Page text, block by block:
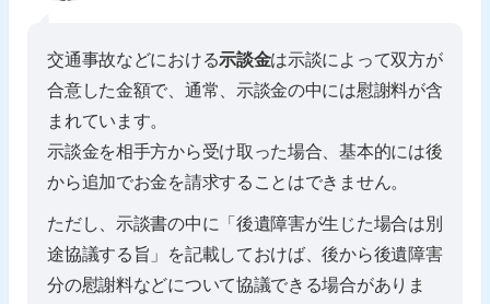
交通事故などにおける示談金は示談によって双方が
合意した金額で、通常、示談金の中には慰謝料が含
まれています。
示談金を相手方から受け取った場合、基本的には後
から追加でお金を請求することはできません。
ただし、示談書の中に「後遺障害が生じた場合は別
途協議する旨」を記載しておけば、後から後遺障害
分の慰謝料などについて協議できる場合がありま